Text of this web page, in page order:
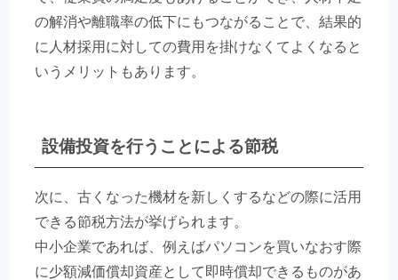
の解消や離職率の低下にもつながることで、結果的
に人材採用に対しての費用を掛けなくてよくなると
いうメリットもあります。
設備投資を行うことによる節税
次に、古くなった機材を新しくするなどの際に活用
できる節税方法が挙げられます。
中小企業であれば、例えばパソコンを買いなおす際
に少額減価償却資産として即時償却できるものがあ